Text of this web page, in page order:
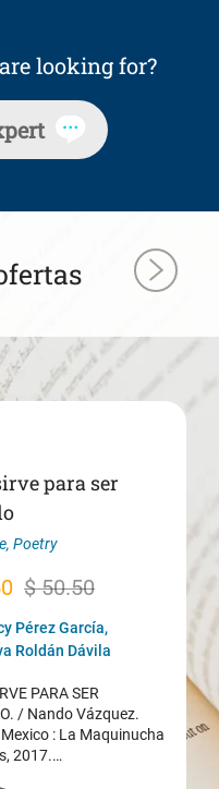
looking for?
para ser
,Poetry
$50.50
Pérez García,
Roldán Dávila
PARA SER
/ Nando Vázquez.
: La Maquinucha
2017.…